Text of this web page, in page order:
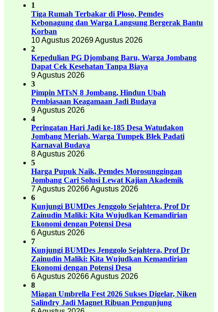
1
Tiga Rumah Terbakar di Ploso, Pemdes
Kebonagung dan Warga Langsung Bergerak Bantu
Korban
10 Agustus 20269 Agustus 2026
2
Kepedulian PG Djombang Baru, Warga Jombang
Dapat Cek Kesehatan Tanpa Biaya
9 Agustus 2026
3
Pimpin MTsN 8 Jombang, Hindun Ubah
Pembiasaan Keagamaan Jadi Budaya
9 Agustus 2026
4
Peringatan Hari Jadi ke-185 Desa Watudakon
Jombang Meriah, Warga Tumpek Blek Padati
Karnaval Budaya
8 Agustus 2026
5
Harga Pupuk Naik, Pemdes Morosunggingan
Jombang Cari Solusi Lewat Kajian Akademik
7 Agustus 20266 Agustus 2026
6
Kunjungi BUMDes Jenggolo Sejahtera, Prof Dr
Zainudin Maliki: Kita Wujudkan Kemandirian
Ekonomi dengan Potensi Desa
6 Agustus 2026
7
Kunjungi BUMDes Jenggolo Sejahtera, Prof Dr
Zainudin Maliki: Kita Wujudkan Kemandirian
Ekonomi dengan Potensi Desa
6 Agustus 20266 Agustus 2026
8
Miagan Umbrella Fest 2026 Sukses Digelar, Niken
Salindry Jadi Magnet Ribuan Pengunjung